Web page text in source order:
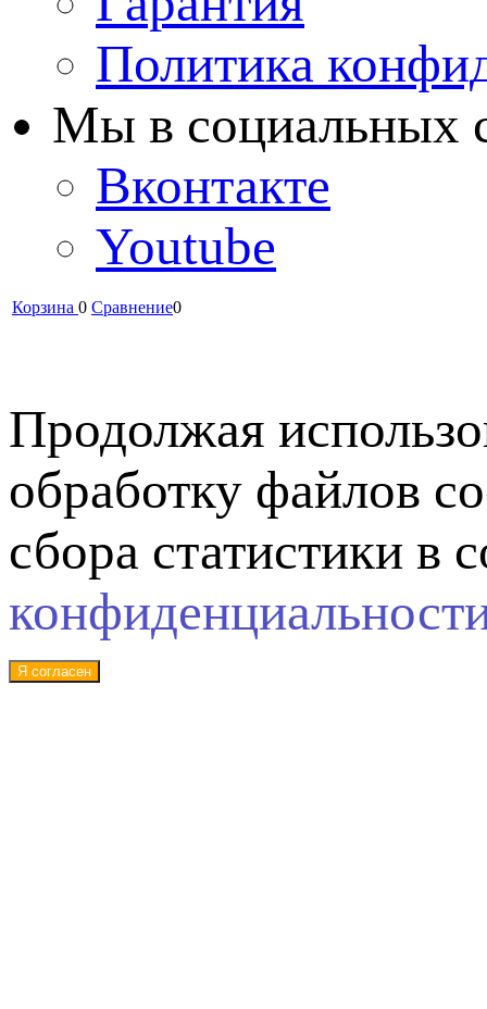
Политика
Мы в cоциальных
Вконтакте
Youtube
Корзина 0 Сравнение0
Продолжая
обработку файлов
сбора статистики в
Я согласен